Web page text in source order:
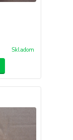
Skladom